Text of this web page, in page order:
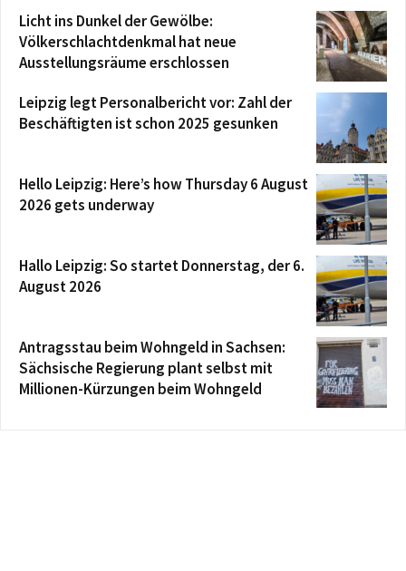
Licht ins Dunkel der Gewölbe:
Völkerschlachtdenkmal hat neue
Ausstellungsräume erschlossen
Leipzig legt Personalbericht vor: Zahl der
Beschäftigten ist schon 2025 gesunken
Hello Leipzig: Here’s how Thursday 6 August
2026 gets underway
Hallo Leipzig: So startet Donnerstag, der 6.
August 2026
Antragsstau beim Wohngeld in Sachsen:
Sächsische Regierung plant selbst mit
Millionen-Kürzungen beim Wohngeld